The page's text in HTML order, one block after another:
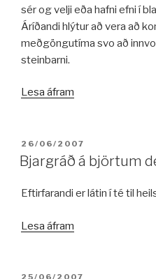
sér og velji eða hafni efni í
Áríðandi hlýtur að vera að
meðgöngutíma svo að
steinbarni.
Lesa áfram
BIRT:
26/06/2007
Bjargráð á björtum
Eftirfarandi er látin í té til
Lesa áfram
degi“
BIRT: